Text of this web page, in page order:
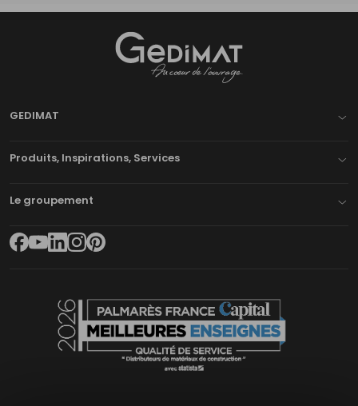
GEDIMAT
Produits, Inspirations, Services
Le groupement